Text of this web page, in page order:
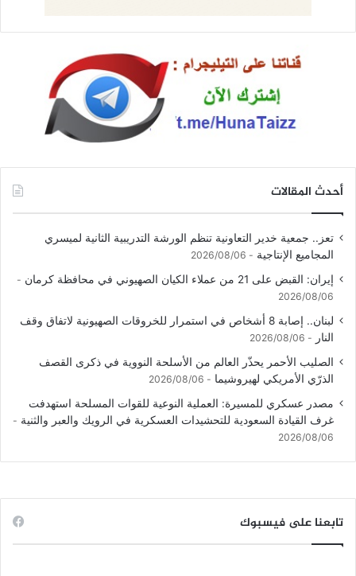
أحدث المقالات
تعز.. جمعية خدير التعاونية تنظم الورشة التدريبية الثانية لميسري
المجاميع الإنتاجية
2026/08/06
إيران: القبض على 21 من عملاء الكيان الصهيوني في محافظة كرمان
2026/08/06
لبنان.. إصابة 8 أشخاص في استمرار للخروقات الصهيونية لاتفاق وقف
النار
2026/08/06
الصليب الأحمر يحذّر العالم من الأسلحة النووية في ذكرى القصف
الذرّي الأمريكي لهيروشيما
2026/08/06
مصدر عسكري للمسيرة: العملية النوعية للقوات المسلحة استهدفت
غرف القيادة السعودية للتحشيدات العسكرية في الرويك والعبر والثنية
2026/08/06
تابعنا على فيسبوك